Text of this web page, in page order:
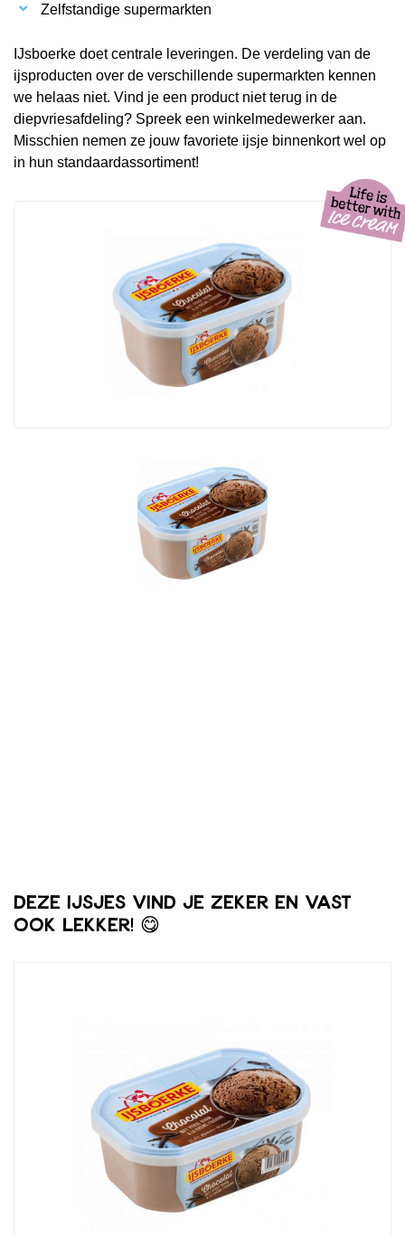
Zelfstandige supermarkten
IJsboerke doet centrale leveringen. De verdeling van de
ijsproducten over de verschillende supermarkten kennen
we helaas niet. Vind je een product niet terug in de
diepvriesafdeling? Spreek een winkelmedewerker aan.
Misschien nemen ze jouw favoriete ijsje binnenkort wel op
in hun standaardassortiment!
Deze ijsjes vind je zeker en vast
ook lekker! 😋